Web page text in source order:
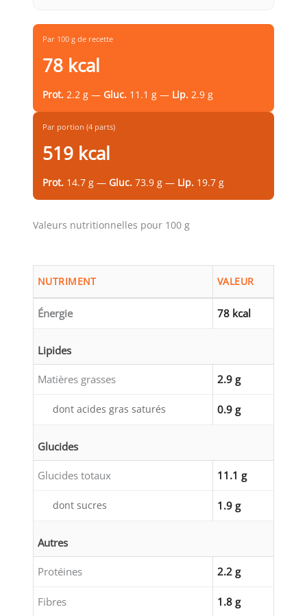
Par 100 g de recette
78 kcal
Prot. 2.2 g — Gluc. 11.1 g — Lip. 2.9 g
Par portion (4 parts)
519 kcal
Prot. 14.7 g — Gluc. 73.9 g — Lip. 19.7 g
Valeurs nutritionnelles pour 100 g
NUTRIMENT VALEUR
Énergie 78 kcal
Lipides
Matières grasses 2.9 g
dont acides gras saturés 0.9 g
Glucides
Glucides totaux 11.1 g
dont sucres 1.9 g
Autres
Protéines 2.2 g
Fibres 1.8 g